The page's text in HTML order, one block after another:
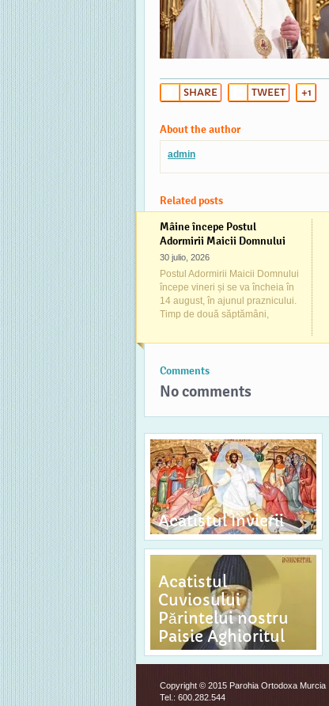
SHARE TWEET +1
About the author
admin
Related posts
Mâine începe Postul
Adormirii Maicii Domnului
30 julio, 2026
Postul Adormirii Maicii Domnului
începe vineri și se va încheia în
14 august, în ajunul praznicului.
Timp de două săptămâni,
Comments
No comments
Acatistul Invierii
Acatistul
Cuviosului
Părintelui nostru
Paisie Aghioritul
Copyright © 2015 Parohia Ortodoxa Murcia
Tel.: 600.282.544